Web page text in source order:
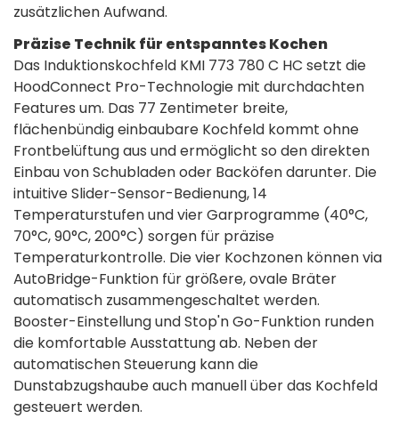
zusätzlichen Aufwand.
Präzise Technik für entspanntes Kochen
Das Induktionskochfeld KMI 773 780 C HC setzt die
HoodConnect Pro-Technologie mit durchdachten
Features um. Das 77 Zentimeter breite,
flächenbündig einbaubare Kochfeld kommt ohne
Frontbelüftung aus und ermöglicht so den direkten
Einbau von Schubladen oder Backöfen darunter. Die
intuitive Slider-Sensor-Bedienung, 14
Temperaturstufen und vier Garprogramme (40°C,
70°C, 90°C, 200°C) sorgen für präzise
Temperaturkontrolle. Die vier Kochzonen können via
AutoBridge-Funktion für größere, ovale Bräter
automatisch zusammengeschaltet werden.
Booster-Einstellung und Stop'n Go-Funktion runden
die komfortable Ausstattung ab. Neben der
automatischen Steuerung kann die
Dunstabzugshaube auch manuell über das Kochfeld
gesteuert werden.